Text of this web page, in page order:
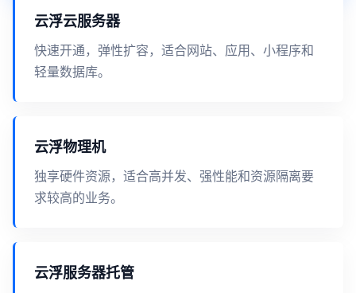
云浮云服务器
快速开通，弹性扩容，适合网站、应用、小程序和
轻量数据库。
云浮物理机
独享硬件资源，适合高并发、强性能和资源隔离要
求较高的业务。
云浮服务器托管